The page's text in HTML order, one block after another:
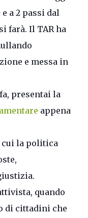
a 2 passi dal
farà. Il TAR ha
e messa in
presentai la
appena
cui la politica
quando
di cittadini che